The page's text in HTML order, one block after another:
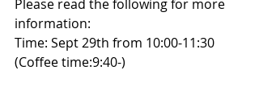
Please read the following for more
information:
Time: Sept 29th from 10:00-11:30
(Coffee time:9:40-)